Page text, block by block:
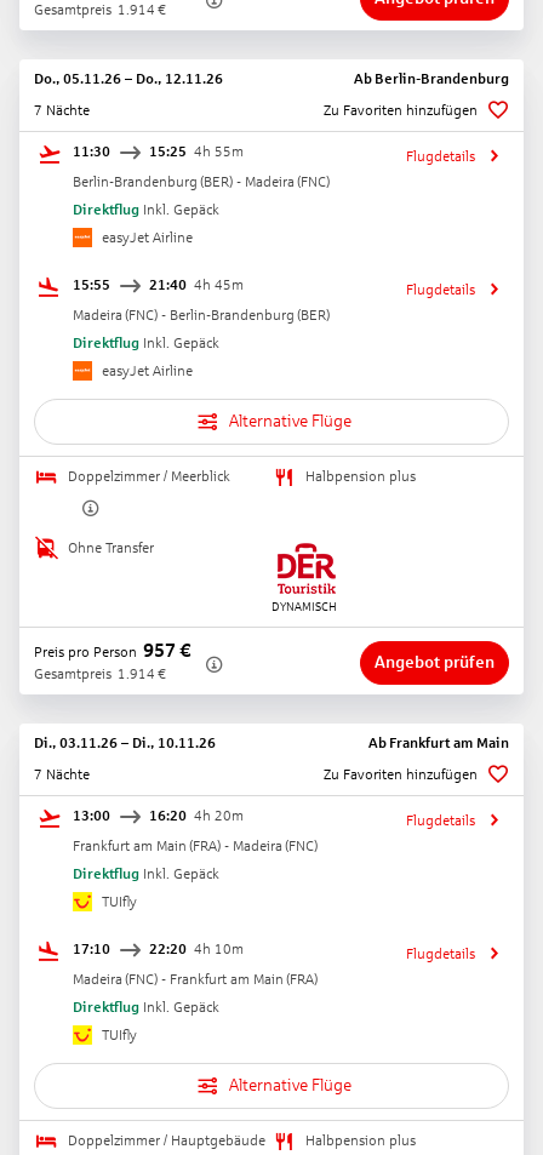
Gesamtpreis 1.914 €
Do., 05.11.26 – Do., 12.11.26 Ab Berlin-Brandenburg
7 Nächte
Zu Favoriten hinzufügen
11:30 15:25 4h 55m
Berlin-Brandenburg (BER) - Madeira (FNC)
Direktflug Inkl. Gepäck
easyJet Airline
Flugdetails
15:55 21:40 4h 45m
Madeira (FNC) - Berlin-Brandenburg (BER)
Direktflug Inkl. Gepäck
easyJet Airline
Flugdetails
Alternative Flüge
Doppelzimmer / Meerblick Halbpension plus
Ohne Transfer
Preis pro Person 957 €
Gesamtpreis 1.914 €
Angebot prüfen
Di., 03.11.26 – Di., 10.11.26 Ab Frankfurt am Main
7 Nächte
Zu Favoriten hinzufügen
13:00 16:20 4h 20m
Frankfurt am Main (FRA) - Madeira (FNC)
Direktflug Inkl. Gepäck
TUIfly
Flugdetails
17:10 22:20 4h 10m
Madeira (FNC) - Frankfurt am Main (FRA)
Direktflug Inkl. Gepäck
TUIfly
Flugdetails
Alternative Flüge
Doppelzimmer / Hauptgebäude Halbpension plus